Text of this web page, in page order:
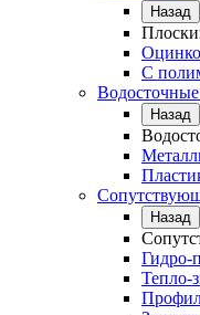
Назад
С
Назад
Назад
Гидро-
Тепло-